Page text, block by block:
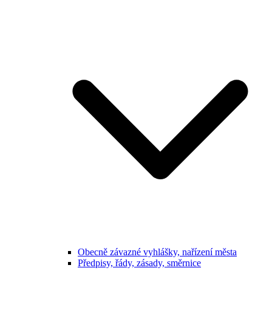
Obecně závazné vyhlášky, nařízení města
Předpisy, řády, zásady, směrnice